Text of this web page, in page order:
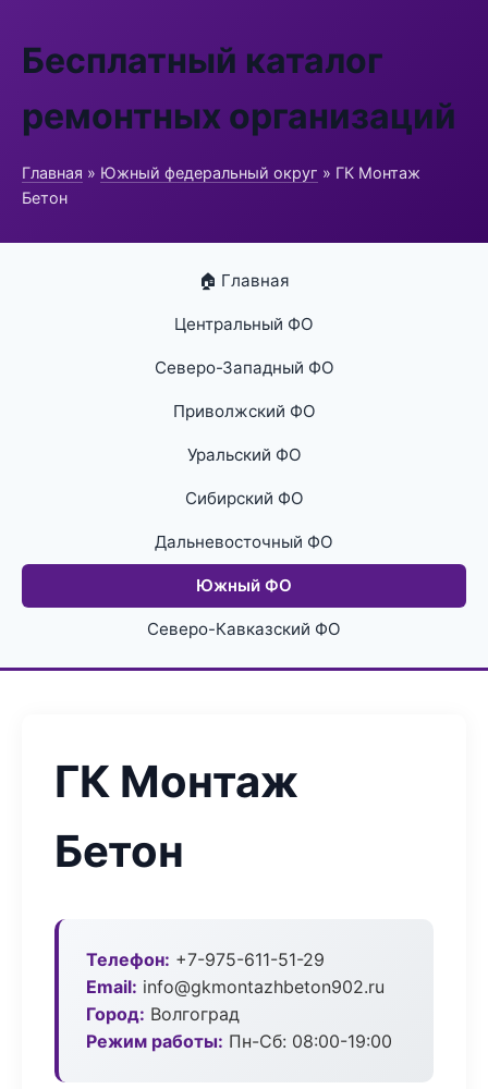
Бесплатный каталог
ремонтных организаций
Главная » Южный федеральный округ » ГК Монтаж
Бетон
🏠 Главная
Центральный ФО
Северо-Западный ФО
Приволжский ФО
Уральский ФО
Сибирский ФО
Дальневосточный ФО
Южный ФО
Северо-Кавказский ФО
ГК Монтаж
Бетон
Телефон: +7-975-611-51-29
Email: info@gkmontazhbeton902.ru
Город: Волгоград
Режим работы: Пн-Сб: 08:00-19:00